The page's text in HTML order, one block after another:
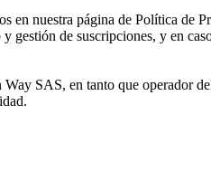
en nuestra página de Política de
de suscripciones, y en
SAS, en tanto que operador